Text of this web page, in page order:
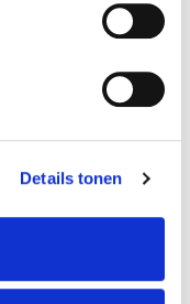
Details tonen
particulieren.
en je kunt er
(gebruikte)
als
lime